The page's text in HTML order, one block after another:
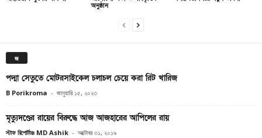
অনুষ্ঠান
জ
পদ্মা সেতুতে মোটরসাইকেল চলাচল চেয়ে করা রিট খারিজ
B Porikroma - জানুয়ারি ১৫, ২০২৩
মৃত্যুদণ্ডের রায়ের বিরুদ্ধে আজ আজহারের আপিলের রায়
স্টাফ রিপোর্টারঃ MD Ashik - অক্টোবর ৩১, ২০১৯